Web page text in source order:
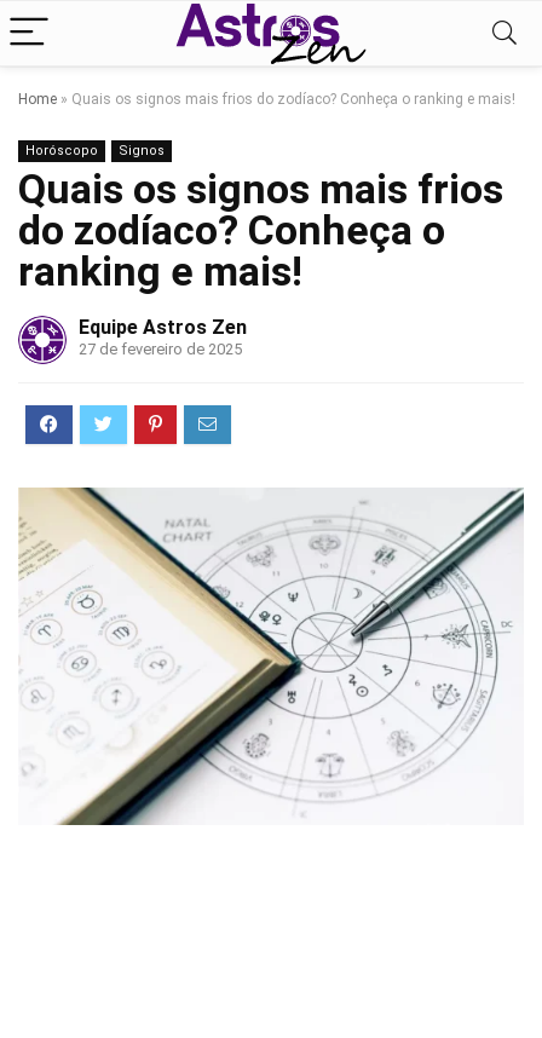
Home » Quais os signos mais frios do zodíaco? Conheça o ranking e mais!
Horóscopo Signos
Quais os signos mais frios
do zodíaco? Conheça o
ranking e mais!
Equipe Astros Zen
27 de fevereiro de 2025